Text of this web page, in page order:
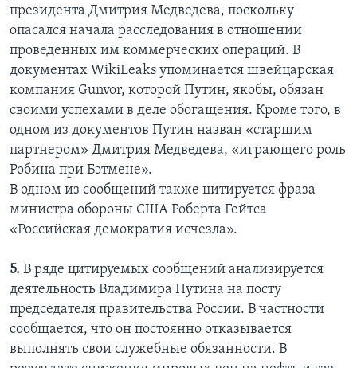
президента Дмитрия Медведева, поскольку
опасался начала расследования в отношении
проведенных им коммерческих операций. В
документах WikiLeaks упоминается швейцарская
компания Gunvor, которой Путин, якобы, обязан
своими успехами в деле обогащения. Кроме того, в
одном из документов Путин назван «старшим
партнером» Дмитрия Медведева, «играющего роль
Робина при Бэтмене».
В одном из сообщений также цитируется фраза
министра обороны США Роберта Гейтса
«Российская демократия исчезла».
5. В ряде цитируемых сообщений анализируется
деятельность Владимира Путина на посту
председателя правительства России. В частности
сообщается, что он постоянно отказывается
выполнять свои служебные обязанности. В